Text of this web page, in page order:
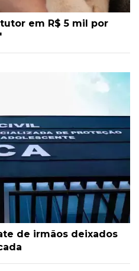
em R$ 5 mil por
de irmãos deixados